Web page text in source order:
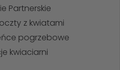
Partnerskie
z kwiatami
pogrzebowe
kwiaciarni